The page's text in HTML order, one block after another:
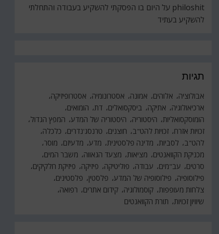
philoshit על היום בו הפסקתי להשקיע בעבודה והתחלתי
להשקיע בעתיד
תגיות
אבולוציה אלוהים אמונה אסטרונומיה
אסטרופיזיקה
ארכיאולוגיה
אתיקה ביסקסואלים דת הומואים
הומוסקסואליות היסטוריה היסטוריה של המדע המפץ הגדול
זכויות אזרח זכויות להט"ב חוצנים טרנסג'נדרים
כלכלה
להט"ב
לסביות מדינה פלסטינית מדע מדעיזם
מוסר
מכניקת הקוואנטים
מציאות מצעד הגאווה
משבר המים
סרטים
עב"מים עבודה פוליטיקה פיזיקה
פיזיקת חלקיקים
פילוסופיה
פילוסופיה של המדע פלסטין פלסטינים
צלחות מעופפות קוסמולוגיה קידום אתרים
רפואה
שיוויון זכויות תורת הקוואנטים